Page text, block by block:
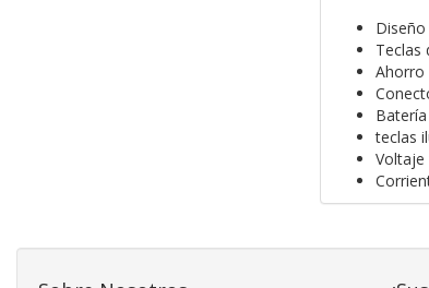
Teclas
Ahorro
teclas